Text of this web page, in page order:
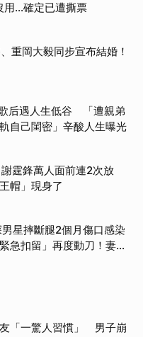
用…確定已遭撕票
重岡大毅同步宣布結婚！
后遇人生低谷 「遭親弟
自己閨密」辛酸人生曝光
霆鋒萬人面前連2次放
帽」現身了
星摔斷腿2個月傷口感染
急扣留」再度動刀！妻心
「一驚人習慣」 男子崩